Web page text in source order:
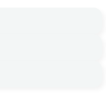
Gold, золотой